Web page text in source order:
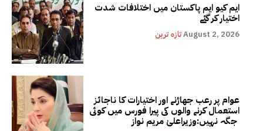
ایم کیو ایم پاکستان میں اختلافات شدت
اختیار کر گئے
تازہ ترینAugust 2, 2026
عوام پر رعب جھاڑنے اور اختیارات کا ناجائز
استعمال کرنے والوں کی پیرا فورس میں کوئی